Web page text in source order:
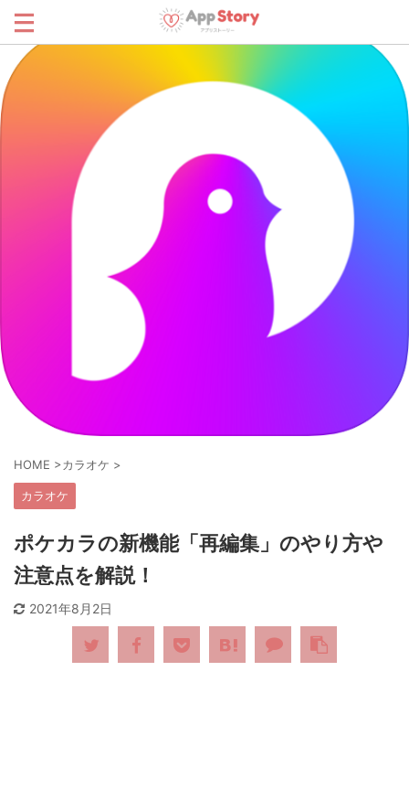
HOME >カラオケ >
カラオケ
ポケカラの新機能「再編集」のやり方や
注意点を解説！
2021年8月2日